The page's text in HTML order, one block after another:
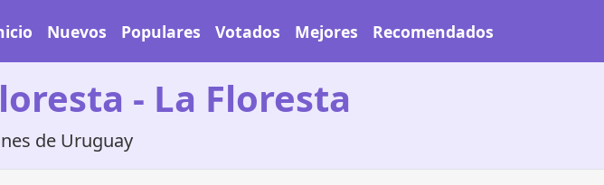
Nuevos Populares Votados Mejores Recomendados
- La Floresta
de Uruguay